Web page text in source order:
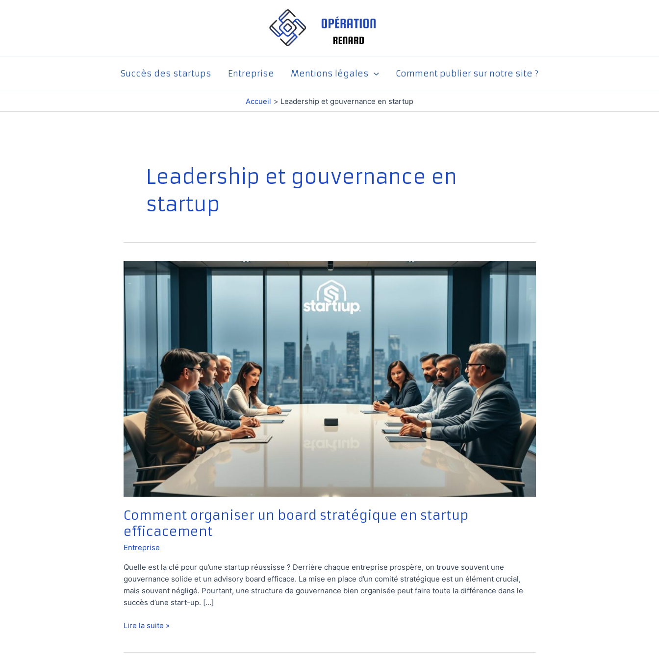
Succès des startups Entreprise Mentions légales Comment publier sur notre site ?
Accueil Leadership et gouvernance en startup
Leadership et gouvernance en
startup
Comment organiser un board stratégique en startup
efficacement
Entreprise
Quelle est la clé pour qu’une startup réussisse ? Derrière chaque entreprise prospère, on trouve souvent une
gouvernance solide et un advisory board efficace. La mise en place d’un comité stratégique est un élément crucial,
mais souvent négligé. Pourtant, une structure de gouvernance bien organisée peut faire toute la différence dans le
succès d’une start-up. […]
Comment
Lire la suite »